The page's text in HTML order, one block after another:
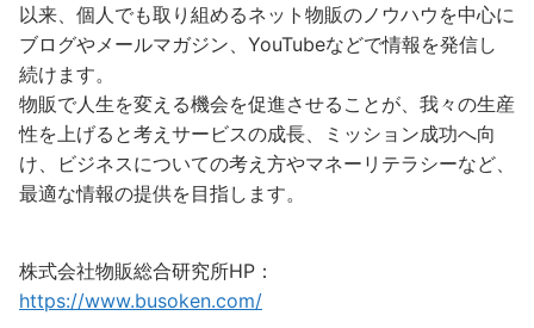
以来、個人でも取り組めるネット物販のノウハウを中心に
ブログやメールマガジン、YouTubeなどで情報を発信し
続けます。
物販で人生を変える機会を促進させることが、我々の生産
性を上げると考えサービスの成長、ミッション成功へ向
け、ビジネスについての考え方やマネーリテラシーなど、
最適な情報の提供を目指します。
株式会社物販総合研究所HP：
https://www.busoken.com/